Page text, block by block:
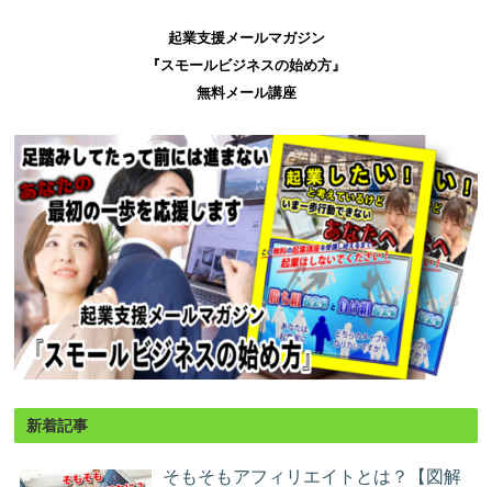
起業支援メールマガジン
『スモールビジネスの始め方』
無料メール講座
新着記事
そもそもアフィリエイトとは？【図解